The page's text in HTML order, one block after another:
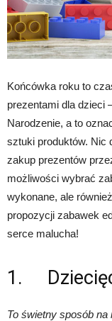
Końcówka roku to
prezentami dla dzieci
Narodzenie, a to
sztuki produktów. Nic
zakup prezentów
możliwości wybrać
wykonane, ale
propozycji zabawek
serce malucha!
1.
To świetny sposób